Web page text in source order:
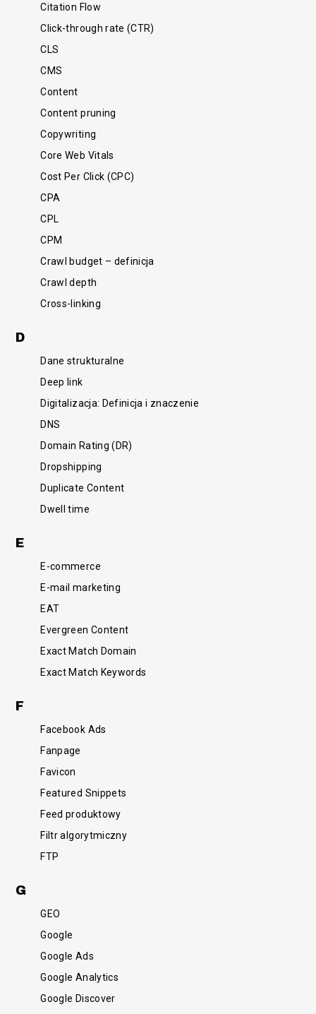
Citation Flow
Click-through rate (CTR)
CLS
CMS
Content
Content pruning
Copywriting
Core Web Vitals
Cost Per Click (CPC)
CPA
CPL
CPM
Crawl budget – definicja
Crawl depth
Cross-linking
D
Dane strukturalne
Deep link
Digitalizacja: Definicja i znaczenie
DNS
Domain Rating (DR)
Dropshipping
Duplicate Content
Dwell time
E
E-commerce
E-mail marketing
EAT
Evergreen Content
Exact Match Domain
Exact Match Keywords
F
Facebook Ads
Fanpage
Favicon
Featured Snippets
Feed produktowy
Filtr algorytmiczny
FTP
G
GEO
Google
Google Ads
Google Analytics
Google Discover